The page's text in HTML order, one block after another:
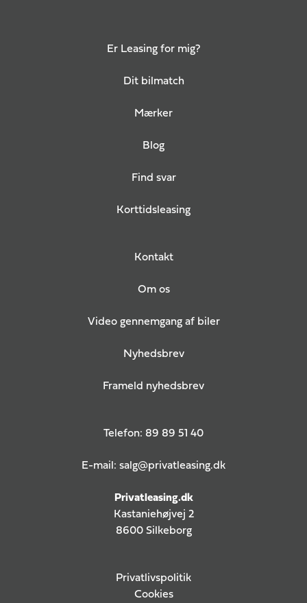
Er Leasing for mig?
Dit bilmatch
Mærker
Blog
Find svar
Korttidsleasing
Kontakt
Om os
Video gennemgang af biler
Nyhedsbrev
Frameld nyhedsbrev
Telefon: 89 89 51 40
E-mail: salg@privatleasing.dk
Privatleasing.dk
Kastaniehøjvej 2
8600 Silkeborg
Privatlivspolitik
Cookies